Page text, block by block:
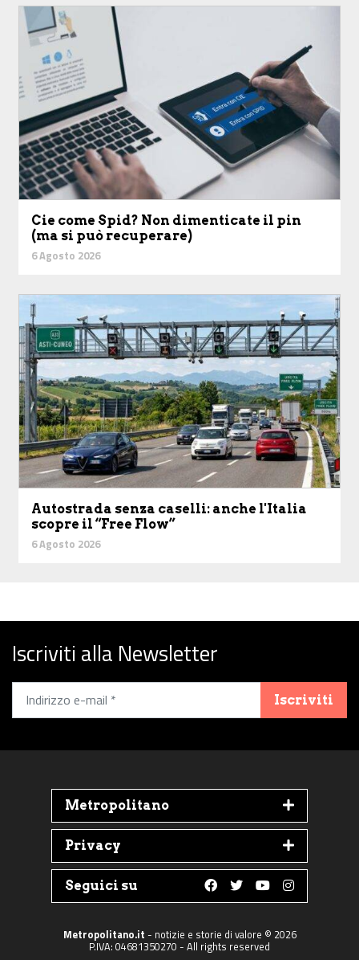
Cie come Spid? Non dimenticate il pin
(ma si può recuperare)
6 Agosto 2026
Autostrada senza caselli: anche l'Italia
scopre il “Free Flow”
6 Agosto 2026
Iscriviti alla Newsletter
Iscriviti
Metropolitano
Privacy
Seguici su
Follow us on
Follow us on
Follow us on
Follow us
Metropolitano.it - notizie e storie di valore © 2026
P.IVA: 04681350270 - All rights reserved